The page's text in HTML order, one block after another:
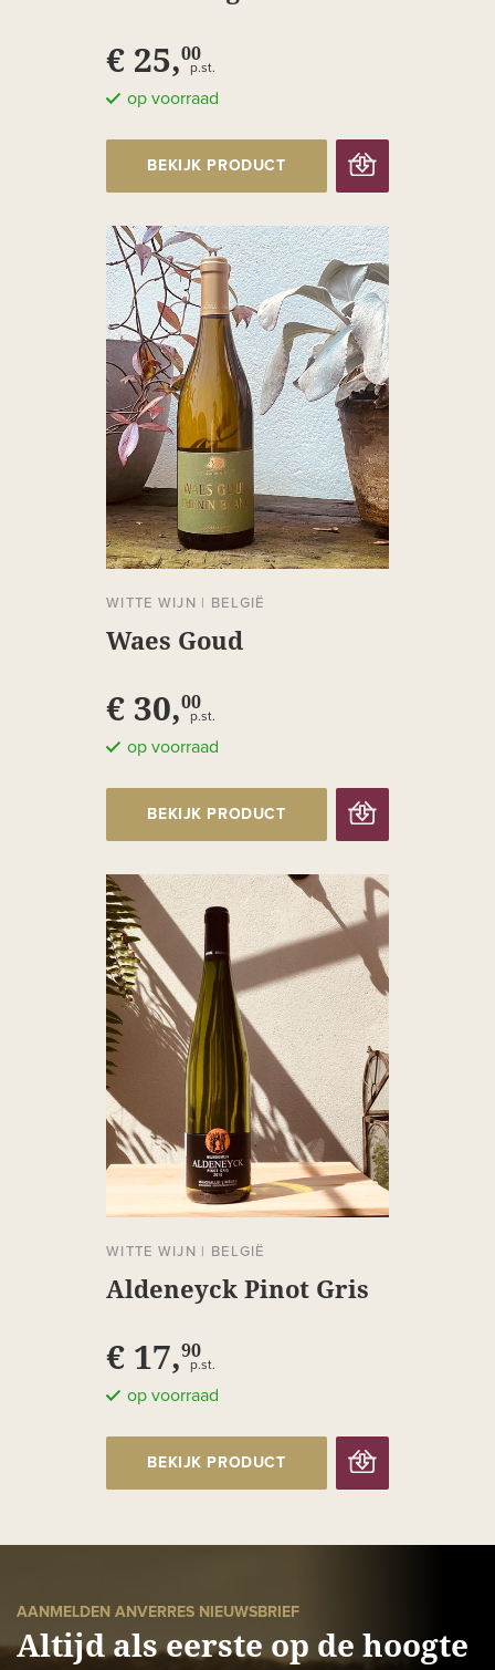
€ 25,00
p.st.
op voorraad
BEKIJK PRODUCT
WITTE WIJN | BELGIË
Waes Goud
€ 30,00
p.st.
op voorraad
BEKIJK PRODUCT
WITTE WIJN | BELGIË
Aldeneyck Pinot Gris
€ 17,90
p.st.
op voorraad
BEKIJK PRODUCT
AANMELDEN ANVERRES NIEUWSBRIEF
Altijd als eerste op de hoogte